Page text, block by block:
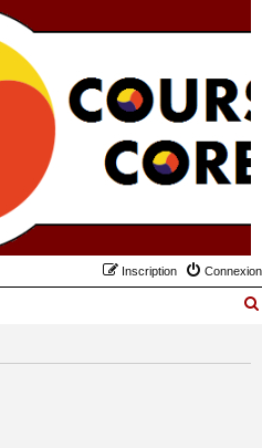
Connexion
Inscription